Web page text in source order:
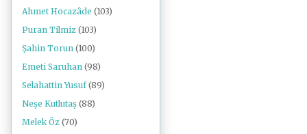
Ahmet Hocazâde (103)
Puran Tilmiz (103)
Şahin Torun (100)
Emeti Saruhan (98)
Selahattin Yusuf (89)
Neşe Kutlutaş (88)
Melek Öz (70)